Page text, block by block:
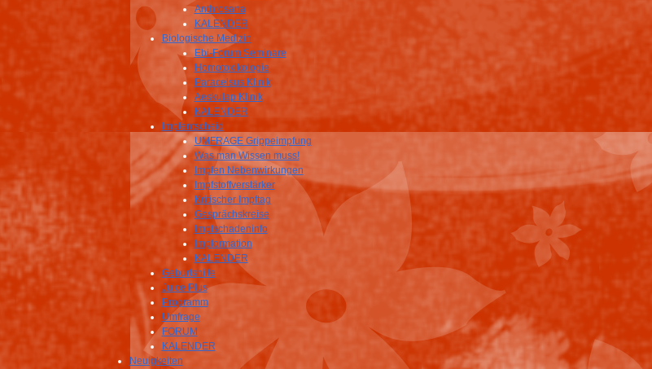
Anthrosana
KALENDER
Biologische Medizin
Ebi-Forum Seminare
Homotoxikologie
Paracelsus Klinik
Aeskulap Klinik
KALENDER
Impfentscheid
UMFRAGE Grippeimpfung
Was man Wissen muss!
Impfen Nebenwirkungen
Impfstoffverstärker
Kritischer Impftag
Gesprächskreise
Impfschadeninfo
Impformation
KALENDER
Geburtshilfe
Juice Plus
Programm
Umfrage
FORUM
KALENDER
Neuigkeiten